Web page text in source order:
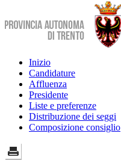
Inizio
Candidature
Affluenza
Presidente
Liste e preferenze
Distribuzione dei seggi
Composizione consiglio